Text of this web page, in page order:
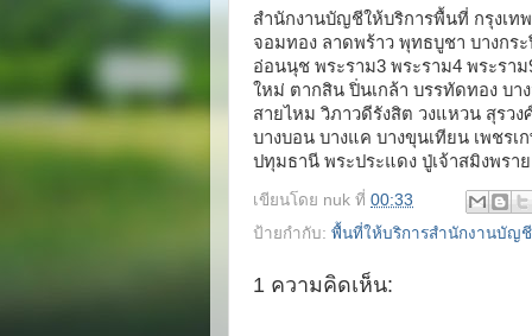
สำนักงานบัญชีให้บริการพื้นที่ กรุงเท
จอมทอง ลาดพร้าว พุทธบูชา บางกร
อ่อนนุช พระราม3 พระราม4 พระรา
ใหม่ ตากสิน ปิ่นเกล้า บรรทัดทอง บ
สายไหม วิภาวดีรังสิต วงแหวน สุร
บางบอน บางแค บางขุนเทียน เพชร
ปทุมธานี พระประแดง ปู่เจ้าสมิงพร
เขียนโดย nuk ที่ 00:33
ป้ายกำกับ: พื้นที่ให้บริการสำนักงานบัญชี
1 ความคิดเห็น: